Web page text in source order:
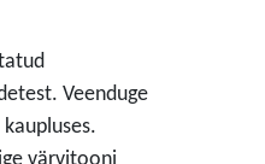
Veenduge
värvitooni